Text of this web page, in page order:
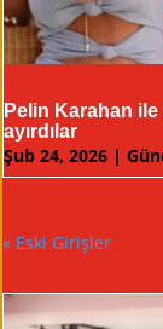
Pelin Karahan
ayırdılar
Şub 24, 2026 |
« Eski Girişler